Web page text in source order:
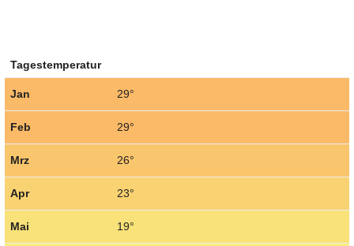
Tagestemperatur
Jan 29°
Feb 29°
Mrz 26°
Apr 23°
Mai 19°